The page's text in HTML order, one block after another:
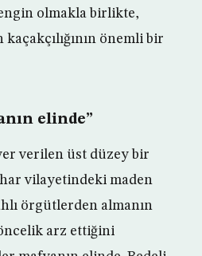
olmakla birlikte,
önemli bir
elinde”
verilen üst düzey bir
vilayetindeki maden
örgütlerden almanın
arz ettiğini